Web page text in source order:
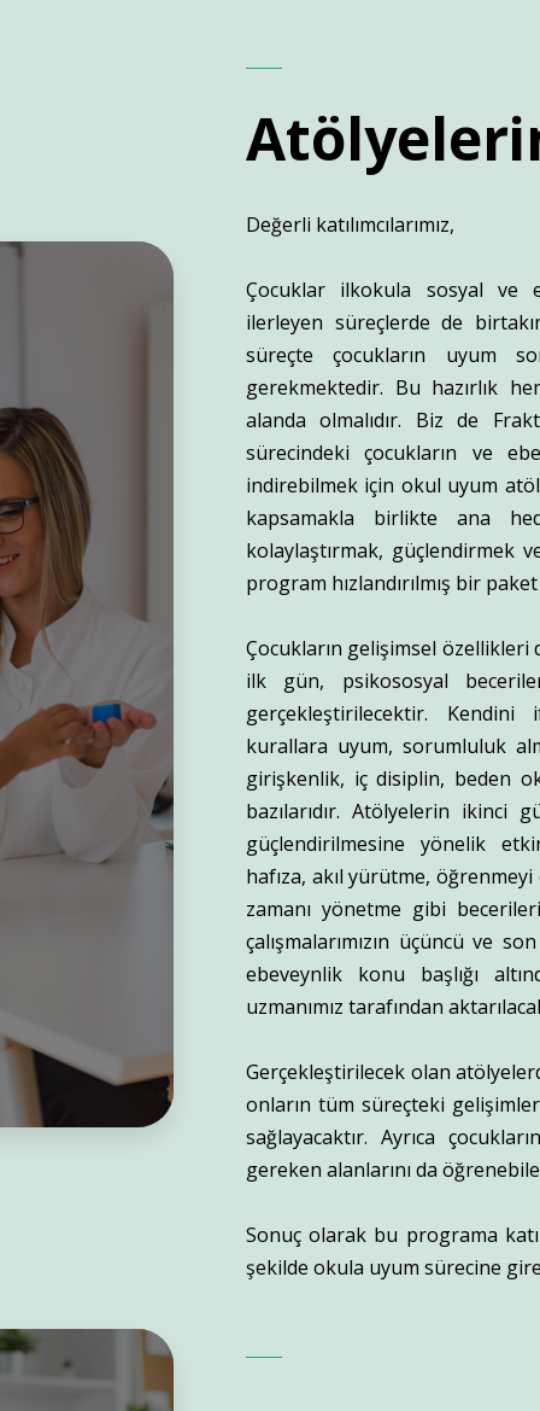
Değerli katılımcılarımız,
Çocuklar ilkokula sosyal ve
ilerleyen süreçlerde de
süreçte çocukların uyum
gerekmektedir. Bu hazırlık
alanda olmalıdır. Biz de
sürecindeki çocukların ve
indirebilmek için okul uyum
kapsamakla birlikte ana
kolaylaştırmak, güçlendirmek
program hızlandırılmış bir
Çocukların gelişimsel özellikleri
ilk gün, psikososyal
gerçekleştirilecektir. Kendini
kurallara uyum, sorumluluk
girişkenlik, iç disiplin, beden
bazılarıdır. Atölyelerin ikinci
güçlendirilmesine yönelik
hafıza, akıl yürütme,
zamanı yönetme gibi
çalışmalarımızın üçüncü ve
ebeveynlik konu başlığı
uzmanımız tarafından
Gerçekleştirilecek olan
onların tüm süreçteki
sağlayacaktır. Ayrıca
gereken alanlarını da
Sonuç olarak bu programa
şekilde okula uyum sürecine